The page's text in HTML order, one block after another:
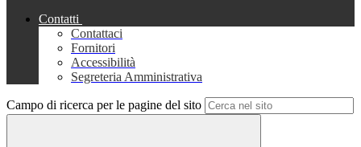
Contatti
Contattaci
Fornitori
Accessibilità
Segreteria Amministrativa
Campo di ricerca per le pagine del sito